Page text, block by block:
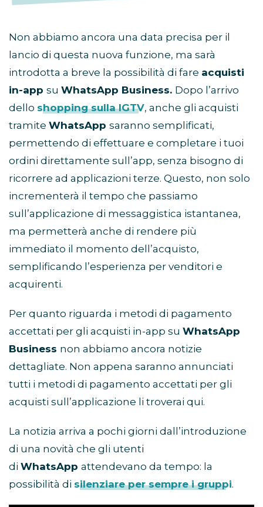
Non abbiamo ancora una data precisa per il
lancio di questa nuova funzione, ma sarà
introdotta a breve la possibilità di fare acquisti
in-app su WhatsApp Business. Dopo l’arrivo
dello shopping sulla IGTV, anche gli acquisti
tramite WhatsApp saranno semplificati,
permettendo di effettuare e completare i tuoi
ordini direttamente sull’app, senza bisogno di
ricorrere ad applicazioni terze. Questo, non solo
incrementerà il tempo che passiamo
sull’applicazione di messaggistica istantanea,
ma permetterà anche di rendere più
immediato il momento dell’acquisto,
semplificando l’esperienza per venditori e
acquirenti.
Per quanto riguarda i metodi di pagamento
accettati per gli acquisti in-app su WhatsApp
Business non abbiamo ancora notizie
dettagliate. Non appena saranno annunciati
tutti i metodi di pagamento accettati per gli
acquisti sull’applicazione li troverai qui.
La notizia arriva a pochi giorni dall’introduzione
di una novità che gli utenti
di WhatsApp attendevano da tempo: la
possibilità di silenziare per sempre i gruppi.